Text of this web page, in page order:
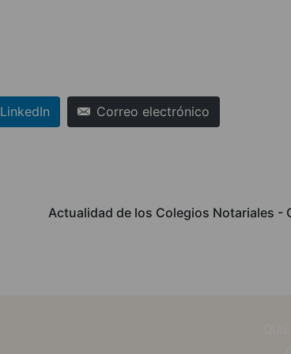
LinkedIn Correo electrónico
Actualidad de los Colegios Notariales -